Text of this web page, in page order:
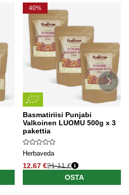
40%
Basmatiriisi Punjabi
Valkoinen LUOMU 500g x 3
pakettia
Herbaveda
12.67 €21.11 €
OSTA